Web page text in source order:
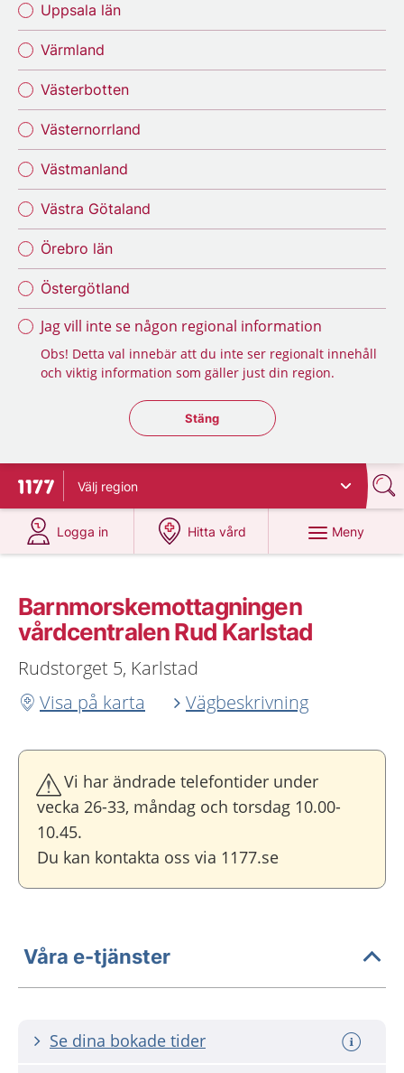
Uppsala län
Värmland
Västerbotten
Västernorrland
Västmanland
Västra Götaland
Örebro län
Östergötland
Jag vill inte se någon regional information
Obs! Detta val innebär att du inte ser regionalt innehåll
och viktig information som gäller just din region.
Stäng regionsväljaren
Stäng
Till startsidan för 1177
Välj region
Logga in
på 1177.se
Hitta vård
på 1177.se
Meny
Barnmorskemottagningen
vårdcentralen Rud Karlstad
Rudstorget 5, Karlstad
Visa på karta
Vägbeskrivning
Vi har ändrade telefontider under
vecka 26-33, måndag och torsdag 10.00-
10.45.
Du kan kontakta oss via 1177.se
Våra e-tjänster
Se dina bokade tider